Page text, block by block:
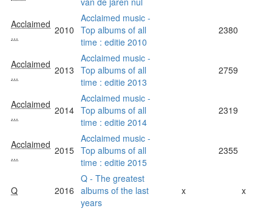
Acclaimed
...
2010
Acclaimed music -
Top albums of all
time : editie 2010
2380
Acclaimed
...
2013
Acclaimed music -
Top albums of all
time : editie 2013
2759
Acclaimed
...
2014
Acclaimed music -
Top albums of all
time : editie 2014
2319
Acclaimed
...
2015
Acclaimed music -
Top albums of all
time : editie 2015
2355
Q 2016
Q - The greatest
albums of the last
years
x x